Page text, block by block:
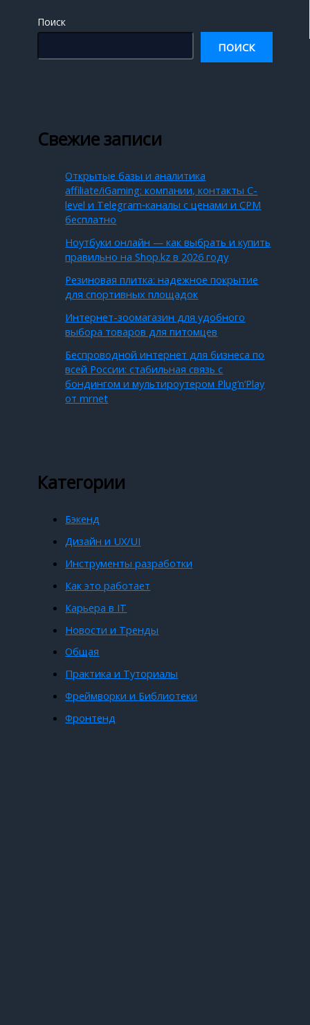
Поиск
ПОИСК
Свежие записи
Открытые базы и аналитика
affiliate/iGaming: компании, контакты C-
level и Telegram‑каналы с ценами и CPM
бесплатно
Ноутбуки онлайн — как выбрать и купить
правильно на Shop.kz в 2026 году
Резиновая плитка: надежное покрытие
для спортивных площадок
Интернет-зоомагазин для удобного
выбора товаров для питомцев
Беспроводной интернет для бизнеса по
всей России: стабильная связь с
бондингом и мультироутером Plug’n’Play
от mrnet
Категории
Бэкенд
Дизайн и UX/UI
Инструменты разработки
Как это работает
Карьера в IT
Новости и Тренды
Общая
Практика и Туториалы
Фреймворки и Библиотеки
Фронтенд